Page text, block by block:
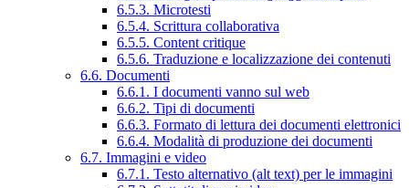
6.5.3. Microtesti
6.5.4. Scrittura collaborativa
6.5.5. Content critique
6.5.6. Traduzione e localizzazione dei contenuti
6.6. Documenti
6.6.1. I documenti vanno sul web
6.6.2. Tipi di documenti
6.6.3. Formato di lettura dei documenti elettronici
6.6.4. Modalità di produzione dei documenti
6.7. Immagini e video
6.7.1. Testo alternativo (alt text) per le immagini